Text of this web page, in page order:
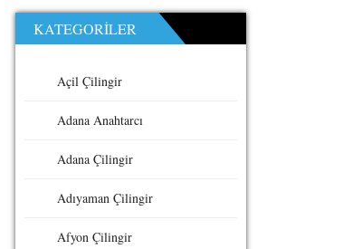
KATEGORILER
Açil Çilingir
Adana Anahtarcı
Adana Çilingir
Adıyaman Çilingir
Afyon Çilingir